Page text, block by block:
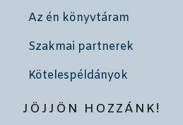
Az én könyvtáram
Szakmai partnerek
Kötelespéldányok
JÖJJÖN HOZZÁNK!